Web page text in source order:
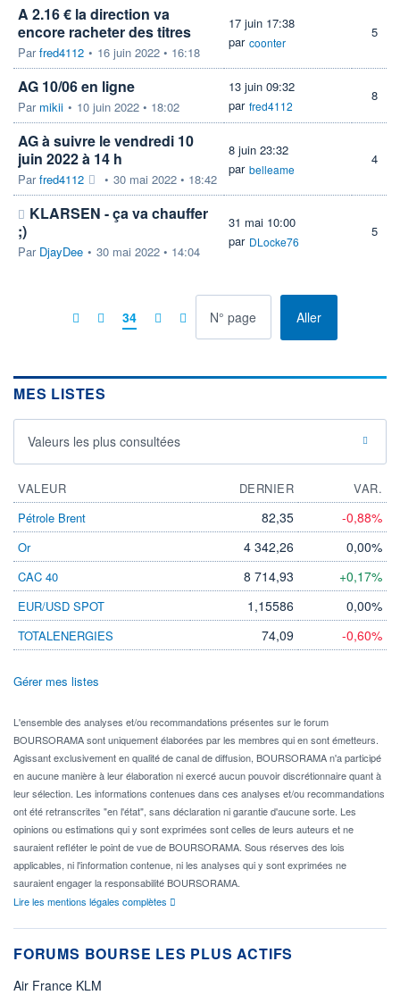
A 2.16 € la direction va
encore racheter des titres
Parfred4112 • 16 juin 2022 • 16:18
17 juin 17:38
par coonter
5
AG 10/06 en ligne
Par mikii • 10 juin 2022 • 18:02
13 juin 09:32
par fred4112
8
AG à suivre le vendredi 10
juin 2022 à 14 h
Parfred4112 • 30 mai 2022 • 18:42
8 juin 23:32
par belleame
4
KLARSEN - ça va chauffer
;)
Par DjayDee • 30 mai 2022 • 14:04
31 mai 10:00
par DLocke76
5
34 Allerà la page
MES LISTES
Valeurs les plus consultées
VALEUR DERNIER
VAR.
Pétrole Brent
82,35 -0,88%
Or 4 342,26 0,00%
CAC 40 8 714,93 +0,17%
EUR/USD SPOT 1,15586 0,00%
TOTALENERGIES 74,09 -0,60%
Gérer mes listes
L'ensemble des analyses et/ou recommandations présentes sur le forum
BOURSORAMA sont uniquement élaborées par les membres qui en sont émetteurs.
Agissant exclusivement en qualité de canal de diffusion, BOURSORAMA n'a participé
en aucune manière à leur élaboration ni exercé aucun pouvoir discrétionnaire quant à
leur sélection. Les informations contenues dans ces analyses et/ou recommandations
ont été retranscrites "en l'état", sans déclaration ni garantie d'aucune sorte. Les
opinions ou estimations qui y sont exprimées sont celles de leurs auteurs et ne
sauraient refléter le point de vue de BOURSORAMA. Sous réserves des lois
applicables, ni l'information contenue, ni les analyses qui y sont exprimées ne
sauraient engager la responsabilité BOURSORAMA.
Lire les mentions légales complètes
FORUMS BOURSE LES PLUS ACTIFS
Air France KLM